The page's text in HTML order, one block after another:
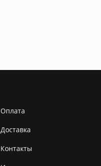
Оплата
Доставка
Контакты